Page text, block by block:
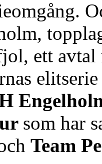
ett
som har
Team